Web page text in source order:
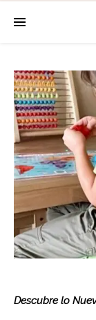
Descubre lo